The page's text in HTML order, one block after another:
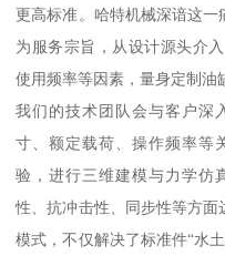
更高标准。哈特机械深谙这一
为服务宗旨，从设计源头介
使用频率等因素，量身定制油
我们的技术团队会与客户深
寸、额定载荷、操作频率等
验，进行三维建模与力学仿
性、抗冲击性、同步性等方面
模式，不仅解决了标准件“水